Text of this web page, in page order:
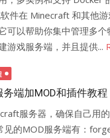
件在 Minecraft 和其他
可以帮助你集中管理多个
游戏服务端，并且提供...
端加MOD和插件教程
服务器，确保自己用
见的MOD服务端有：